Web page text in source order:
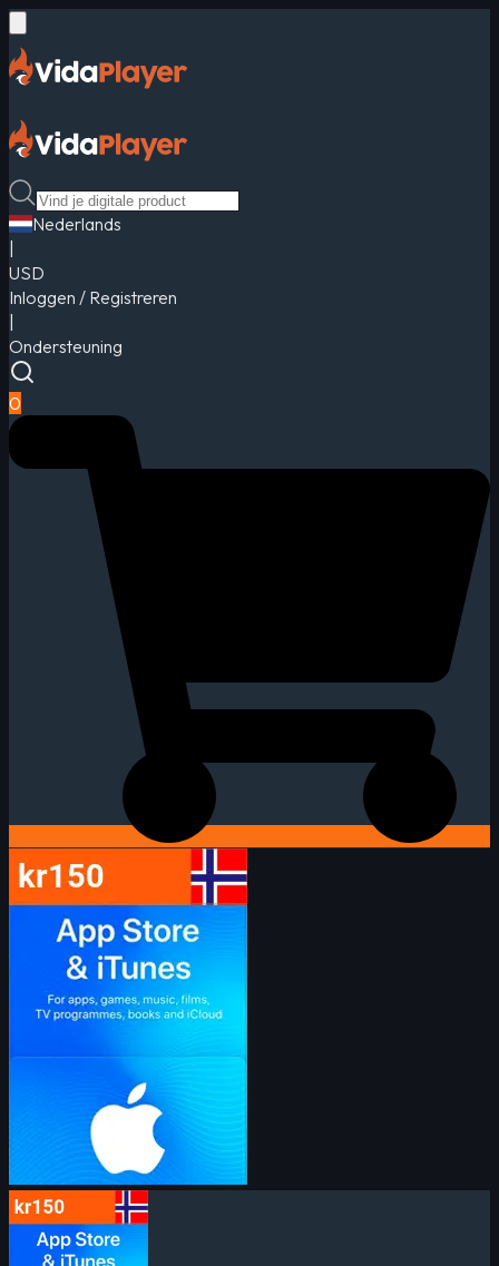
Nederlands
USD
Inloggen / Registreren
Ondersteuning
0